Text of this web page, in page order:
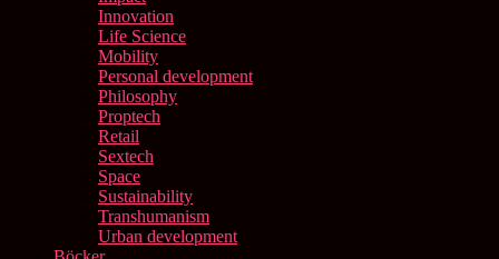
Innovation
Life Science
Mobility
Personal development
Philosophy
Proptech
Retail
Sextech
Space
Sustainability
Transhumanism
Urban development